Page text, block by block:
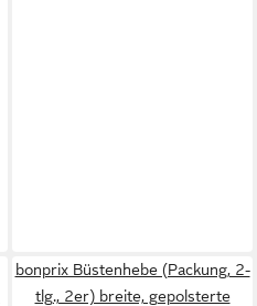
bonprix Büstenhebe (Packung, 2-
tlg., 2er) breite, gepolsterte